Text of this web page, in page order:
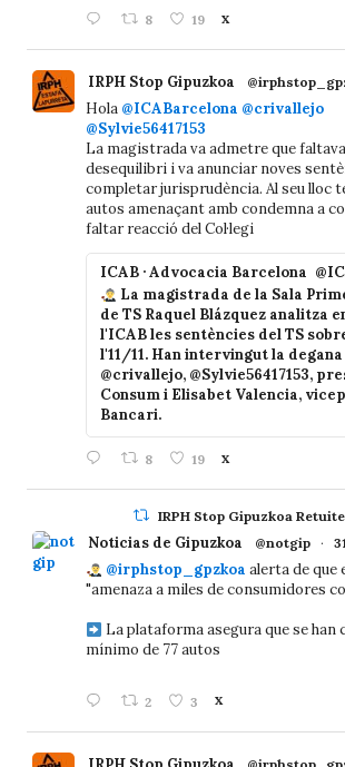
8 19 X
IRPH Stop Gipuzkoa
Hola @ICABarcelona @crivallejo
@Sylvie56417153
La magistrada va admetre que
desequilibri i va anunciar noves
completar jurisprudència. Al seu lloc
autos amenaçant amb condemna a
faltar reacció del Col·legi
ICAB · Advocacia Barcelona
La magistrada de la Sala
de TS Raquel Blázquez analitza
l'ICAB les sentències del TS
l'11/11. Han intervingut la
@crivallejo, @Sylvie56417153,
Consum i Elisabet Valencia,
Bancari.
8 19 X
IRPH Stop Gipuzkoa
Noticias de Gipuzkoa @notgip ·
@irphstop_gpzkoa alerta de que
"amenaza a miles de consumidores
La plataforma asegura que se han
mínimo de 77 autos
2 3 X